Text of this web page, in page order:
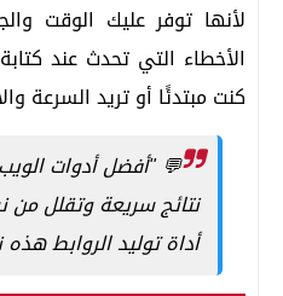
لأنها توفر عليك الوقت
الأخطاء التي تحدث عند
كنت مبتدئًا أو تريد السرعة
💬 "أفضل أدوات
نتائج سريعة وتقلل من
أداة توليد الروابط